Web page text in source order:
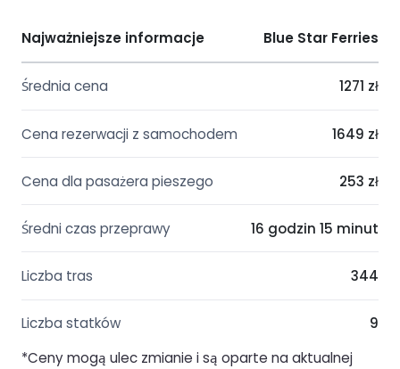
Najważniejsze informacje Blue Star Ferries
Średnia cena 1271 zł
Cena rezerwacji z samochodem 1649 zł
Cena dla pasażera pieszego 253 zł
Średni czas przeprawy 16 godzin 15 minut
Liczba tras 344
Liczba statków
9
*Ceny mogą ulec zmianie i są oparte na aktualnej